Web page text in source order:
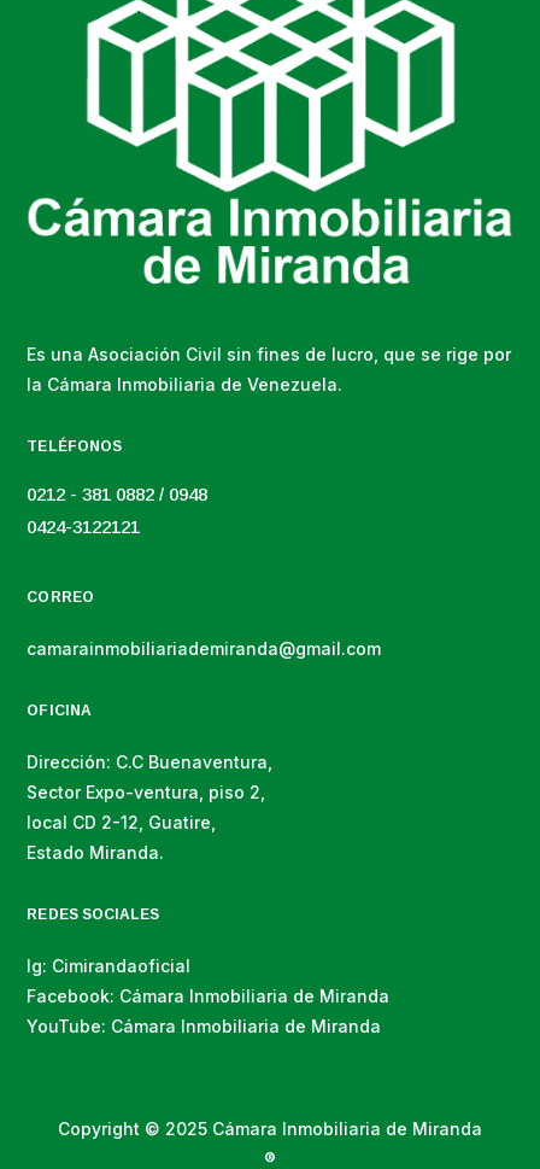
Es una Asociación Civil sin fines de lucro, que se rige por
la Cámara Inmobiliaria de Venezuela.
TELÉFONOS
0212 - 381 0882 / 0948
0424-3122121
CORREO
camarainmobiliariademiranda@gmail.com
OFICINA
Dirección: C.C Buenaventura,
Sector Expo-ventura, piso 2,
local CD 2-12, Guatire,
Estado Miranda.
REDES SOCIALES
Ig: Cimirandaoficial
Facebook: Cámara Inmobiliaria de Miranda
YouTube: Cámara Inmobiliaria de Miranda
Copyright © 2025 Cámara Inmobiliaria de Miranda
®